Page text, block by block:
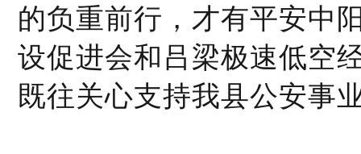
的负重前行，才有平安中
设促进会和 吕梁极速低空
既往关心支持我县公安事